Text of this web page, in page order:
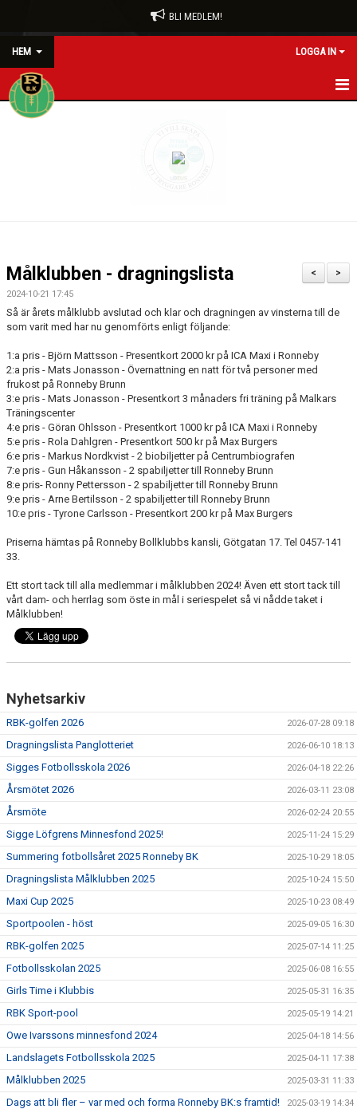
BLI MEDLEM!
HEM LOGGA IN
HEM
VÅRA LAG/TRÄNARE
NYHETER
KALENDER
MATCHER
DOKUMENT
MAXI CUP 2025
>
<
Målklubben - dragningslista
2024-10-21 17:45
Så är årets målklubb avslutad och klar och dragningen av vinsterna till de
som varit med har nu genomförts enligt följande:
1:a pris - Björn Mattsson - Presentkort 2000 kr på ICA Maxi i Ronneby
2:a pris - Mats Jonasson - Övernattning en natt för två personer med
frukost på Ronneby Brunn
3:e pris - Mats Jonasson - Presentkort 3 månaders fri träning på Malkars
Träningscenter
4:e pris - Göran Ohlsson - Presentkort 1000 kr på ICA Maxi i Ronneby
5:e pris - Rola Dahlgren - Presentkort 500 kr på Max Burgers
6:e pris - Markus Nordkvist - 2 biobiljetter på Centrumbiografen
7:e pris - Gun Håkansson - 2 spabiljetter till Ronneby Brunn
8:e pris- Ronny Pettersson - 2 spabiljetter till Ronneby Brunn
9:e pris - Arne Bertilsson - 2 spabiljetter till Ronneby Brunn
10:e pris - Tyrone Carlsson - Presentkort 200 kr på Max Burgers
Priserna hämtas på Ronneby Bollklubbs kansli, Götgatan 17. Tel 0457-141
33.
Ett stort tack till alla medlemmar i målklubben 2024! Även ett stort tack till
vårt dam- och herrlag som öste in mål i seriespelet så vi nådde taket i
Målklubben!
Nyhetsarkiv
RBK-golfen 2026 2026-07-28 09:18
Dragningslista Panglotteriet 2026-06-10 18:13
Sigges Fotbollsskola 2026 2026-04-18 22:26
Årsmötet 2026 2026-03-11 23:08
Årsmöte 2026-02-24 20:55
Sigge Löfgrens Minnesfond 2025! 2025-11-24 15:29
Summering fotbollsåret 2025 Ronneby BK 2025-10-29 18:05
Dragningslista Målklubben 2025 2025-10-24 15:50
Maxi Cup 2025 2025-10-23 08:49
Sportpoolen - höst 2025-09-05 16:30
RBK-golfen 2025 2025-07-14 11:25
Fotbollsskolan 2025 2025-06-08 16:55
Girls Time i Klubbis 2025-05-31 16:35
RBK Sport-pool 2025-05-19 14:21
Owe Ivarssons minnesfond 2024 2025-04-18 14:56
Landslagets Fotbollsskola 2025 2025-04-11 17:38
Målklubben 2025 2025-03-31 11:33
Dags att bli fler – var med och forma Ronneby BK:s framtid! 2025-03-19 14:34